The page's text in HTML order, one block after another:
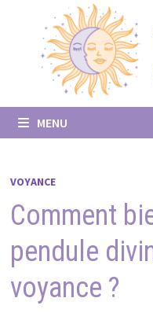
contenu
MENU
VOYANCE
Comment
pendule
voyance ?